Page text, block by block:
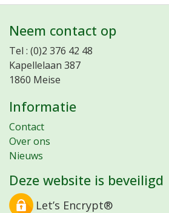
Neem contact op
Tel : (0)2 376 42 48
Kapellelaan 387
1860 Meise
Informatie
Contact
Over ons
Nieuws
Deze website is beveiligd
Let’s Encrypt®